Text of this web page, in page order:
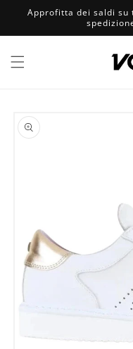
direttamente
Approfitta dei saldi su
informazioni
sul prodotto